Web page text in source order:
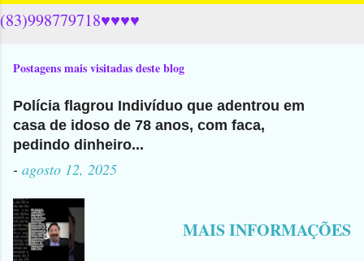
(83)998779718♥♥♥♥
Postagens mais visitadas deste blog
Polícia flagrou Indivíduo que adentrou em
casa de idoso de 78 anos, com faca,
pedindo dinheiro...
- agosto 12, 2025
MAIS INFORMAÇÕES